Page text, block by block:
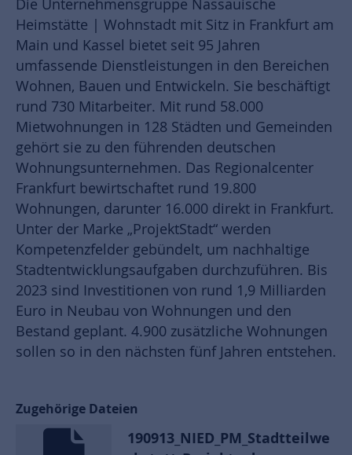
Die Unternehmensgruppe Nassauische
Heimstätte | Wohnstadt mit Sitz in Frankfurt am
Main und Kassel bietet seit 95 Jahren
umfassende Dienstleistungen in den Bereichen
Wohnen, Bauen und Entwickeln. Sie beschäftigt
rund 730 Mitarbeiter. Mit rund 58.000
Mietwohnungen in 128 Städten und Gemeinden
gehört sie zu den führenden deutschen
Wohnungsunternehmen. Das Regionalcenter
Frankfurt bewirtschaftet rund 19.800
Wohnungen, darunter 16.000 direkt in Frankfurt.
Unter der Marke „ProjektStadt“ werden
Kompetenzfelder gebündelt, um nachhaltige
Stadtentwicklungsaufgaben durchzuführen. Bis
2023 sind Investitionen von rund 1,9 Milliarden
Euro in Neubau von Wohnungen und den
Bestand geplant. 4.900 zusätzliche Wohnungen
sollen so in den nächsten fünf Jahren entstehen.
Zugehörige Dateien
190913_NIED_PM_Stadtteilwe